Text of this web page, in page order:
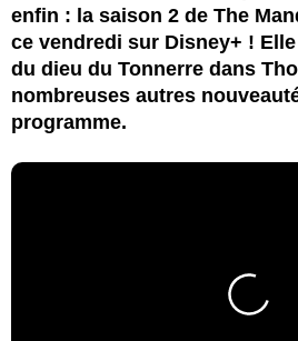
enfin : la saison 2 de The
ce vendredi sur Disney+ !
du dieu du Tonnerre dans
nombreuses autres
programme.